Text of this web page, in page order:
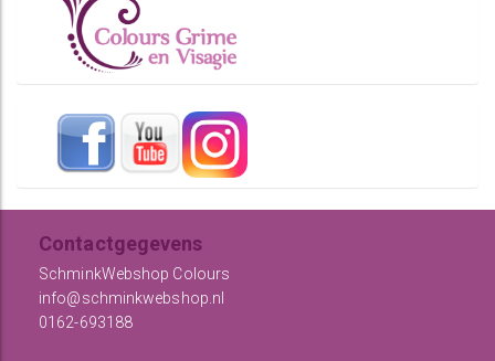
Contactgegevens
SchminkWebshop Colours
info@schminkwebshop.nl
0162-693188